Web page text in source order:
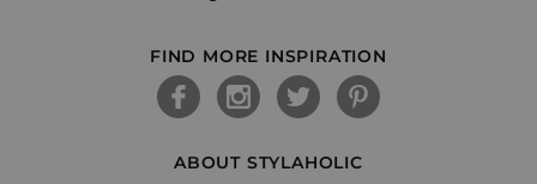
FIND MORE INSPIRATION
ABOUT STYLAHOLIC